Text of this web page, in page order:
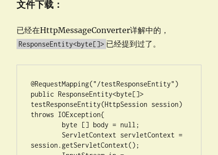
文件下载：
已经在HttpMessageConverter详解中的，
ResponseEntity<byte[]> 已经提到过了。
@RequestMapping("/testResponseEntity")
public ResponseEntity<byte[]>
testResponseEntity(HttpSession session)
throws IOException{
session.getServletContext();